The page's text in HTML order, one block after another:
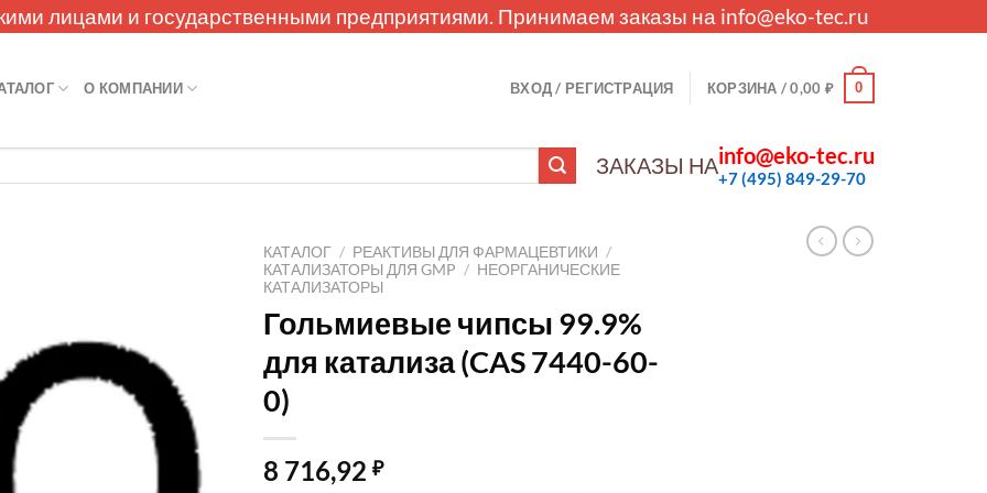
лицами и государственными предприятиями. Принимаем заказы на info@eko-tec.ru
О КОМПАНИИ ВХОД / РЕГИСТРАЦИЯ КОРЗИНА /0,00 ₽ 0
ЗАКАЗЫ НАinfo@eko-tec.ru
+7 (495) 849-29-70
КАТАЛОГ / РЕАКТИВЫ ДЛЯ ФАРМАЦЕВТИКИ /
КАТАЛИЗАТОРЫ ДЛЯ GMP / НЕОРГАНИЧЕСКИЕ
КАТАЛИЗАТОРЫ
Гольмиевые чипсы 99.9%
для катализа (CAS 7440-60-
0)
8 716,92 ₽